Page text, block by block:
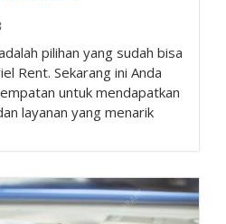
pilihan yang sudah bisa
Rent. Sekarang ini Anda
untuk mendapatkan
layanan yang menarik